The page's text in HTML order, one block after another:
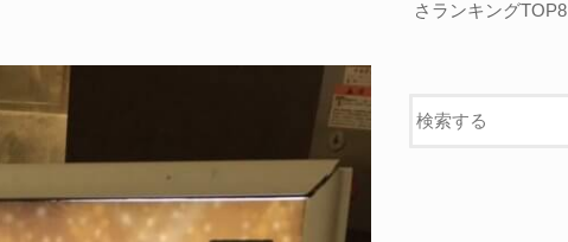
さランキングTOP8